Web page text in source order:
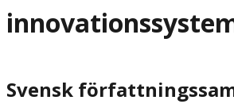
Svensk